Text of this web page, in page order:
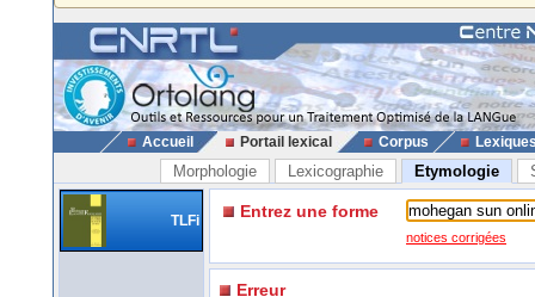
Accueil Portail lexical Corpus
Morphologie Lexicographie Etymologie
TLFi Entrez une forme
notices corrigées
Erreur